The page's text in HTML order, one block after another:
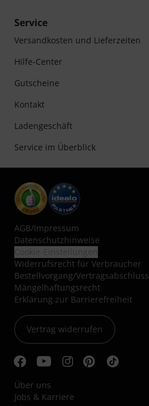
Service
Versandkosten und Lieferzeiten
Hilfe-Center
Gutscheine
Kontakt
Ladengeschäft
Service im Überblick
AGB/Impressum
Datenschutzhinweise
Widerrufsrecht für Verbraucher
Bestellvorgang/Vertragsabschluss
Mängelhaftungsrecht
Erklärung zur Barrierefreiheit
Vertrag widerrufen
Über uns
Jobs & Karriere